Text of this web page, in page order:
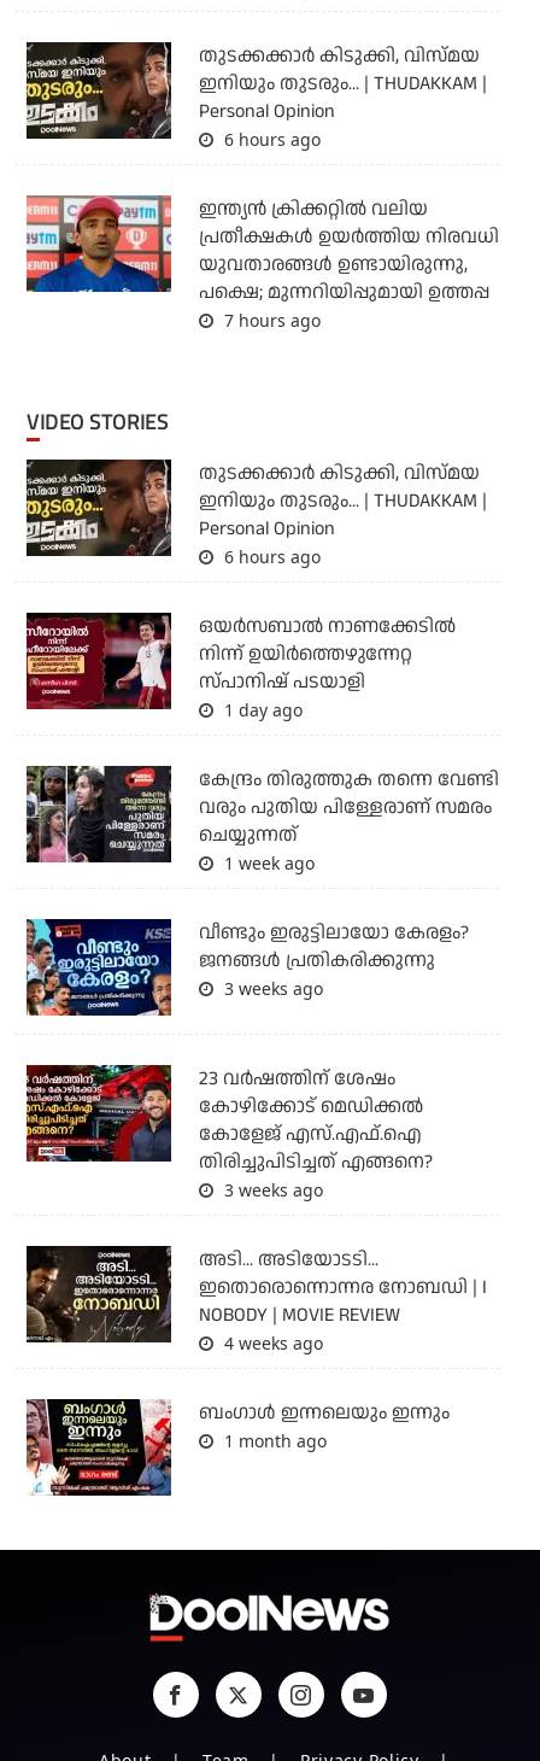
തുടക്കക്കാര്‍ കിടുക്കി, വിസ്മയ
ഇനിയും തുടരും... | THUDAKKAM |
Personal Opinion
6 hours ago
ഇന്ത്യന്‍ ക്രിക്കറ്റില്‍ വലിയ
പ്രതീക്ഷകള്‍ ഉയര്‍ത്തിയ നിരവധി
യുവതാരങ്ങള്‍ ഉണ്ടായിരുന്നു,
പക്ഷെ; മുന്നറിയിപ്പുമായി ഉത്തപ്പ
7 hours ago
VIDEO STORIES
തുടക്കക്കാര്‍ കിടുക്കി, വിസ്മയ
ഇനിയും തുടരും... | THUDAKKAM |
Personal Opinion
6 hours ago
ഒയര്‍സബാൽ നാണക്കേടിൽ
നിന്ന് ഉയിർത്തെഴുന്നേറ്റ
സ്പാനിഷ് പടയാളി
1 day ago
കേന്ദ്രം തിരുത്തുക തന്നെ വേണ്ടി
വരും പുതിയ പിള്ളേരാണ് സമരം
ചെയ്യുന്നത്
1 week ago
വീണ്ടും ഇരുട്ടിലായോ കേരളം?
ജനങ്ങൾ പ്രതികരിക്കുന്നു
3 weeks ago
23 വർഷത്തിന് ശേഷം
കോഴിക്കോട് മെഡിക്കൽ
കോളേജ് എസ്.എഫ്.ഐ
തിരിച്ചുപിടിച്ചത് എങ്ങനെ?
3 weeks ago
അടി... അടിയോടടി...
ഇതൊരൊന്നൊന്നര നോബഡി | I
NOBODY | MOVIE REVIEW
4 weeks ago
ബംഗാള്‍ ഇന്നലെയും ഇന്നും
1 month ago